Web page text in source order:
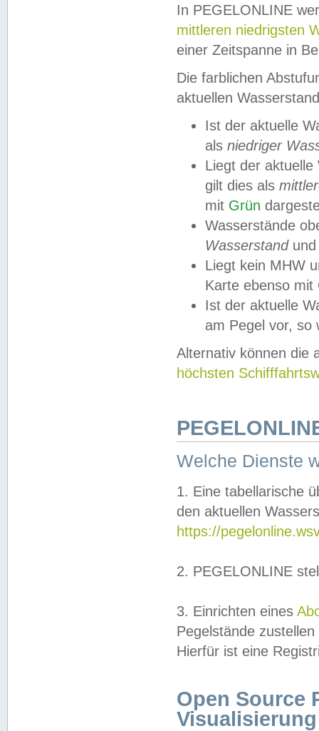
In PEGELONLINE
mittleren niedrigsten
einer Zeitspanne in
Die farblichen
aktuellen
Ist der aktuelle
als niedriger
Liegt der
gilt dies als
mit Grün
Wasserstände
Wasserstandund
Liegt kein MHW
Karte ebenso mit
Ist der aktuelle
am Pegel vor,
Alternativ können die
höchsten
Welche Dienste
1. Eine tabellarische
den aktuellen
https://
2. PEGELONLINE
3. Einrichten eines
Pegelstände
Hierfür ist eine
Open Source
Visualisierung